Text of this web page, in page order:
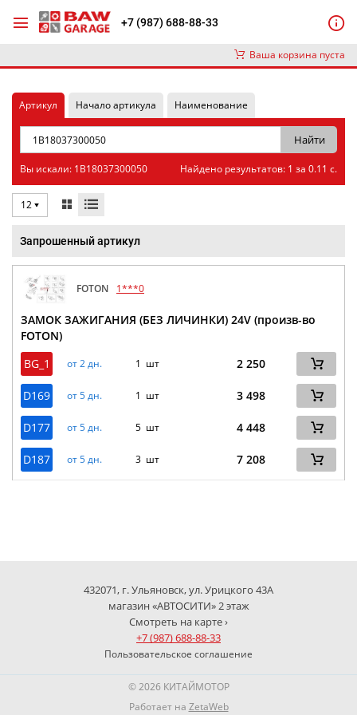
+7 (987) 688-88-33
Ваша корзина пуста
Артикул Начало артикула Наименование
Вы искали: 1B18037300050 Найдено результатов: 1 за 0.11 с.
12
Запрошенный артикул
FOTON 1***0
ЗАМОК ЗАЖИГАНИЯ (БЕЗ ЛИЧИНКИ) 24V (произв-во
FOTON)
BG_1
от 2 дн. 1 шт 2 250
D169 от 5 дн. 1 шт 3 498
D177 от 5 дн. 5 шт 4 448
D187 от 5 дн. 3 шт 7 208
432071, г. Ульяновск, ул. Урицкого 43А
магазин «АВТОСИТИ» 2 этаж
Смотреть на карте ›
+7 (987) 688-88-33
Пользовательское соглашение
© 2026 КИТАЙМОТОР
Работает на ZetaWeb